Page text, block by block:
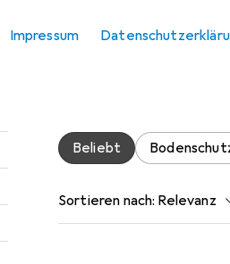
ImpressumZubehör
Beliebt
Sortieren nach: Relevanz